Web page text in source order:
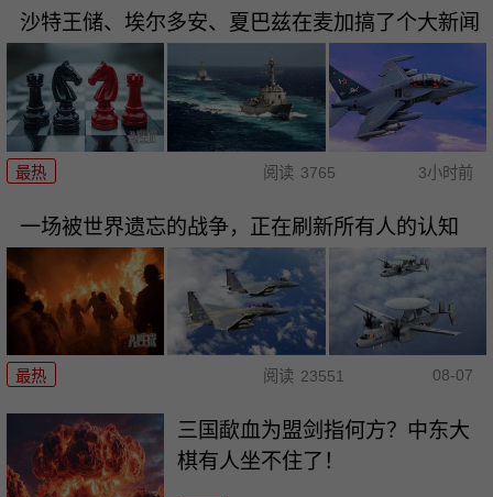
沙特王储、埃尔多安、夏巴兹在麦加搞了个大新闻
最热 阅读 3765 3小时前
一场被世界遗忘的战争，正在刷新所有人的认知
最热 阅读 23551 08-07
三国歃血为盟剑指何方？中东大
棋有人坐不住了！